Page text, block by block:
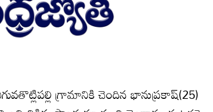
గ్రామానికి చెందిన భానుప్రకాష్‌(25)